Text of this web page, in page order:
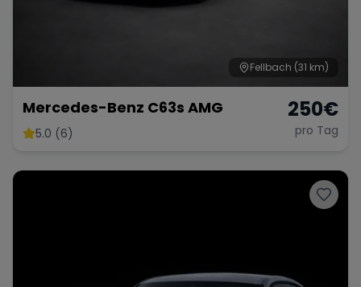
Fellbach (31 km)
Mercedes-Benz C63s AMG
5.0 (6)
250€
pro Tag